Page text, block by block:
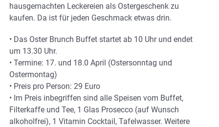
hausgemachten Leckereien als Ostergeschenk zu
kaufen. Da ist für jeden Geschmack etwas drin.
• Das Oster Brunch Buffet startet ab 10 Uhr und endet
um 13.30 Uhr.
• Termine: 17. und 18.0 April (Ostersonntag und
Ostermontag)
• Preis pro Person: 29 Euro
• Im Preis inbegriffen sind alle Speisen vom Buffet,
Filterkaffe und Tee, 1 Glas Prosecco (auf Wunsch
alkoholfrei), 1 Vitamin Cocktail, Tafelwasser. Weitere